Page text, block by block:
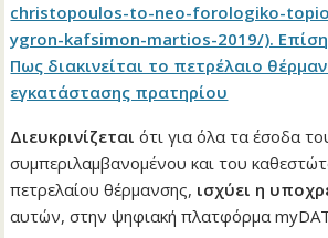
christopoulos-to-neo-forologiko-
ygron-kafsimon-martios-2019/).
Πως διακινείται το πετρέλαιο
εγκατάστασης πρατηρίου
Διευκρινίζεται ότι για όλα τα έσοδα
συμπεριλαμβανομένου και του
πετρελαίου θέρμανσης, ισχύει η
αυτών, στην ψηφιακή πλατφόρμα